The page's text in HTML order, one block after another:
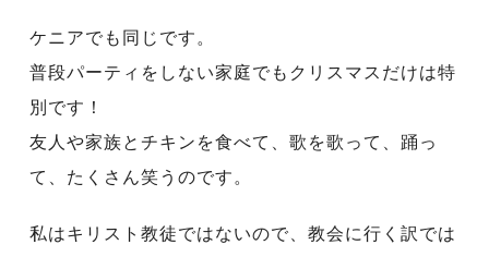
ケニアでも同じです。
普段パーティをしない家庭でもクリスマスだけは特
別です！
友人や家族とチキンを食べて、歌を歌って、踊っ
て、たくさん笑うのです。
私はキリスト教徒ではないので、教会に行く訳では